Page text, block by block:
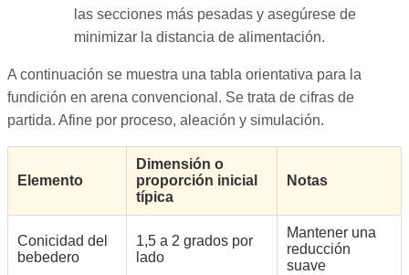
las secciones más pesadas y asegúrese de
minimizar la distancia de alimentación.
A continuación se muestra una tabla orientativa para la
fundición en arena convencional. Se trata de cifras de
partida. Afine por proceso, aleación y simulación.
Elemento
Dimensión o
proporción inicial
típica
Notas
Conicidad del
bebedero
1,5 a 2 grados por
lado
Mantener una
reducción
suave